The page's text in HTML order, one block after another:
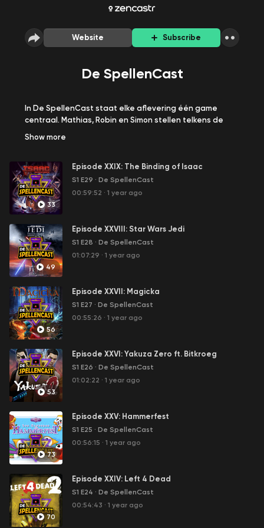
Website Subscribe
De SpellenCast
In De SpellenCast staat elke aflevering één game
centraal. Mathias, Robin en Simon stellen telkens de
game even voor en bespreken dan hun ervaringen,
Volg ons voor teasers en updates over nieuwe
afleveringen:
▶ Website:
▶YouTube: https://bit.ly/spellencast
▶ Spotify:
▶ Instagram:
https://www.instagram.com/spellencast_podcast/
▶ TikTok:https://www.tiktok.com/@despellencast
▶ Facebook:
▶ Twitter: https://twitter.com/De_Spellencast
Show more
33
Episode XXIX: The Binding of Isaac
S1 E29 · De SpellenCast
00:59:52 · 1 year ago
49
Episode XXVIII: Star Wars Jedi
S1 E28 · De SpellenCast
01:07:29 · 1 year ago
56
Episode XXVII: Magicka
S1 E27 · De SpellenCast
00:55:26 · 1 year ago
53
Episode XXVI: Yakuza Zero ft. Bitkroeg
S1 E26 · De SpellenCast
01:02:22 · 1 year ago
73
Episode XXV: Hammerfest
S1 E25 · De SpellenCast
00:56:15 · 1 year ago
70
Episode XXIV: Left 4 Dead
S1 E24 · De SpellenCast
00:54:43 · 1 year ago